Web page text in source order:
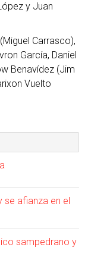
y Juan
Carrasco),
García, Daniel
Benavídez (Jim
Vuelto
se afianza en el
sampedrano y